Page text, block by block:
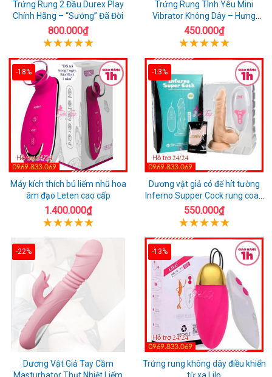
Trứng Rung 2 Đầu Durex Play
Chính Hãng – “Sướng” Đã Đời
800.000₫
Trứng Rung Tình Yêu Mini
Vibrator Không Dây – Hưng
Phấn Mọi Nơi
450.000₫
-18%
Máy kích thích bú liếm nhũ hoa
âm đạo Leten cao cấp
1.400.000₫
-13%
Dương vật giả có đế hít tường
Inferno Supper Cock rung coay
7 chế độ
550.000₫
-22%
Dương Vật Giả Tay Cầm
Masturbator Thụt Nhiệt Liếm
-13%
Trứng rung không dây điều khiển
từ xa Lilo